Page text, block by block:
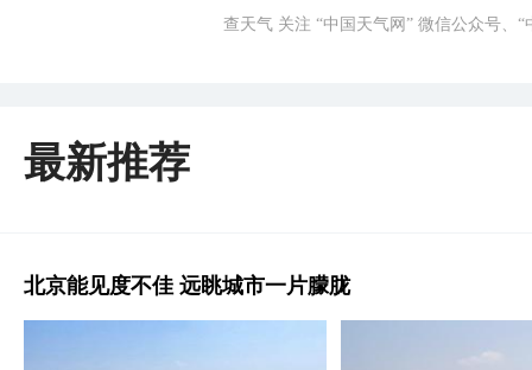
查天气 关注 “中国天气网” 微信公众号、
最新推荐
北京能见度不佳 远眺城市一片朦胧